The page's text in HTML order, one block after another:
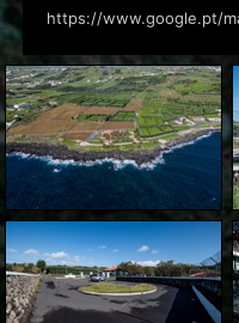
https://www.google.pt/